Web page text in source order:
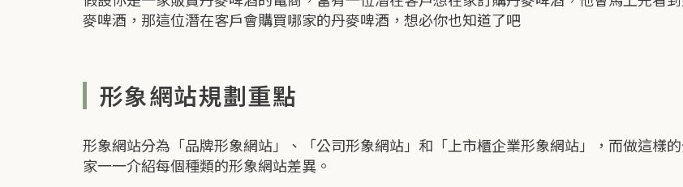
麥啤酒，那這位潛在客戶會購買哪家的丹麥啤酒，想必你也知道了吧
形象網站規劃重點
形象網站分為「品牌形象網站」、「公司形象網站」和「上市櫃企業形象網站」，而做這樣
家一一介紹每個種類的形象網站差異。